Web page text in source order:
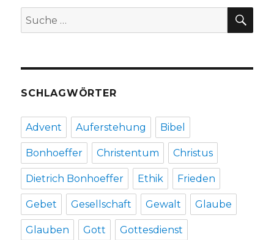
Suche
nach:
SCHLAGWÖRTER
Advent Auferstehung Bibel
Bonhoeffer Christentum Christus
Dietrich Bonhoeffer Ethik Frieden
Gebet Gesellschaft Gewalt Glaube
Glauben Gott Gottesdienst